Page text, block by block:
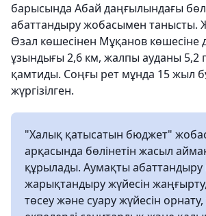
барысында Абай даңғылындағы
абаттандыру жобасымен танысты.
Өзал көшесінен Мұқанов көшесіне
ұзындығы 2,6 км, жалпы ауданы 5,2
қамтиды. Соңғы рет мұнда 15 жыл
жүргізілген.
"Халық қатысатын бюджет"
арқасында бөлінетін жасыл
құрылады. Аумақты
жарықтандыру жүйесін
төсеу және суару жүйесін